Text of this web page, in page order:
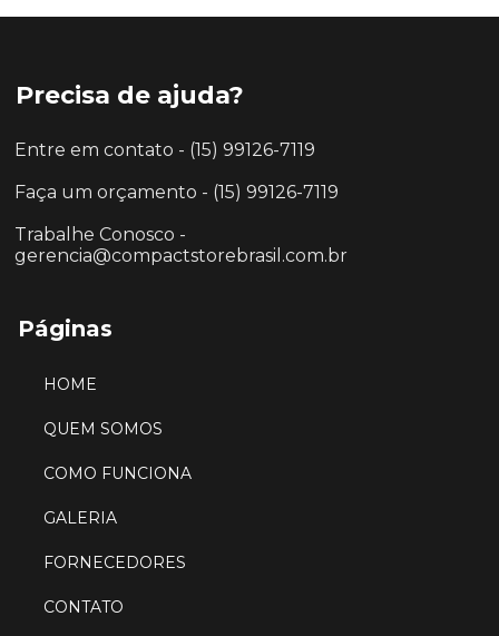
Precisa de ajuda?
Entre em contato - (15) 99126-7119
Faça um orçamento - (15) 99126-7119
Trabalhe Conosco -
gerencia@compactstorebrasil.com.br
Páginas
HOME
QUEM SOMOS
COMO FUNCIONA
GALERIA
FORNECEDORES
CONTATO